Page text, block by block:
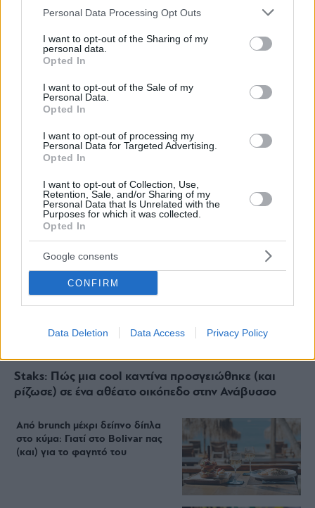
Please note that this website/app uses one or more Google
not limited to your visit or usage behaviour. You may click to
grant or deny consent to Google and its third-party tags to
use your data for below specified purposes in below Google
consent section.
Personal Data Processing Opt Outs
I want to opt-out of the Sharing of my
personal data.
Opted In
I want to opt-out of the Sale of my
Personal Data.
Opted In
I want to opt-out of processing my
Personal Data for Targeted Advertising.
Opted In
I want to opt-out of Collection, Use,
Retention, Sale, and/or Sharing of my
Personal Data that Is Unrelated with the
Purposes for which it was collected.
Opted In
Google consents
CONFIRM
Data Deletion Data Access Privacy Policy
ΔΙΑΒΑΣΤΕ ΑΚΟΜΑ
Staks: Πώς μια cool καντίνα προσγειώθηκε (και
ρίζωσε) σε ένα αθέατο οικόπεδο στην Ανάβυσσο
Από brunch μέχρι δείπνο δίπλα
στο κύμα: Γιατί στο Bolivar πας
(και) για το φαγητό του